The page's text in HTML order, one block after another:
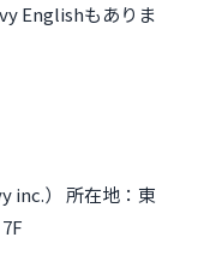
Englishもありま
inc.） 所在地：東